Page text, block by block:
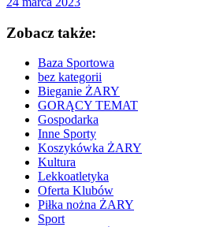
Zobacz także:
Baza Sportowa
bez kategorii
Bieganie ŻARY
GORĄCY TEMAT
Gospodarka
Inne Sporty
Koszykówka ŻARY
Kultura
Lekkoatletyka
Oferta Klubów
Piłka nożna ŻARY
Sport